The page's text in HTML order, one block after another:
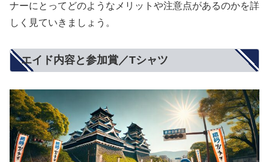
ナーにとってどのようなメリットや注意点があるのかを詳
しく見ていきましょう。
エイド内容と参加賞／Tシャツ